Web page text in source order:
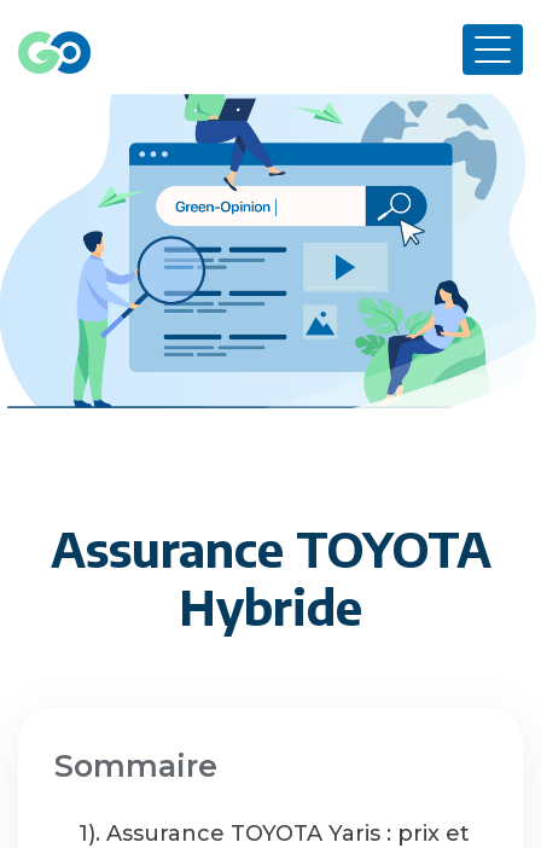
Assurance TOYOTA
Hybride
Sommaire
1). Assurance TOYOTA Yaris : prix et